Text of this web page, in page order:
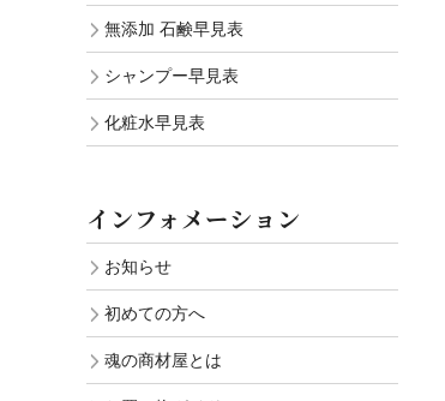
無添加 石鹸早見表
シャンプー早見表
化粧水早見表
インフォメーション
お知らせ
初めての方へ
魂の商材屋とは